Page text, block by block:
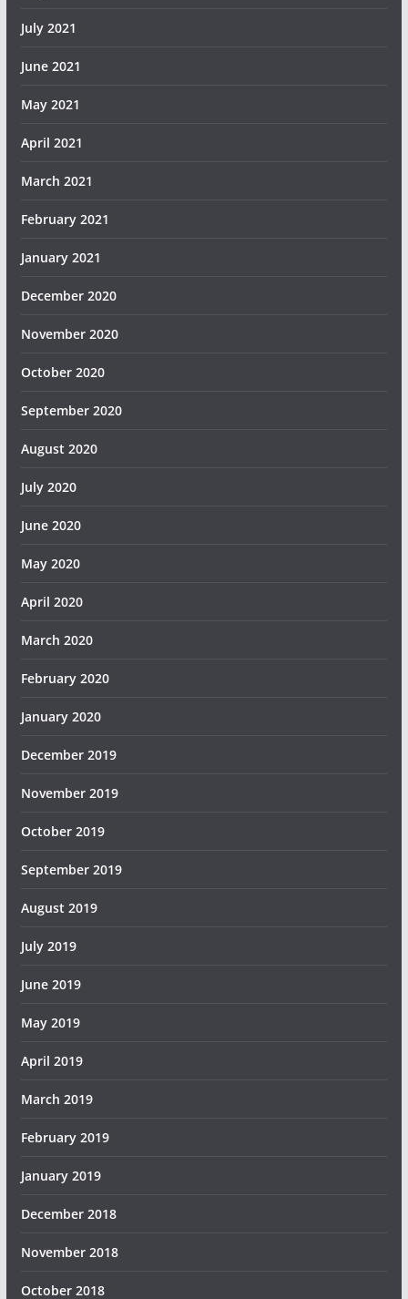
July 2021
June 2021
May 2021
April 2021
March 2021
February 2021
January 2021
December 2020
November 2020
October 2020
September 2020
August 2020
July 2020
June 2020
May 2020
April 2020
March 2020
February 2020
January 2020
December 2019
November 2019
October 2019
September 2019
August 2019
July 2019
June 2019
May 2019
April 2019
March 2019
February 2019
January 2019
December 2018
November 2018
October 2018